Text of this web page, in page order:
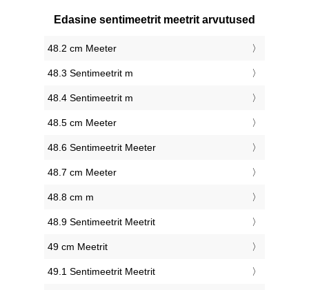
Edasine sentimeetrit meetrit arvutused
48.2 cm Meeter
48.3 Sentimeetrit m
48.4 Sentimeetrit m
48.5 cm Meeter
48.6 Sentimeetrit Meeter
48.7 cm Meeter
48.8 cm m
48.9 Sentimeetrit Meetrit
49 cm Meetrit
49.1 Sentimeetrit Meetrit